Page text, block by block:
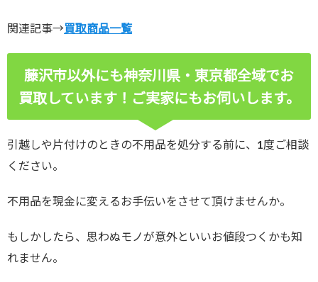
関連記事→買取商品一覧
藤沢市以外にも神奈川県・東京都全域でお
買取しています！ご実家にもお伺いします。
引越しや片付けのときの不用品を処分する前に、1度ご相談
ください。
不用品を現金に変えるお手伝いをさせて頂けませんか。
もしかしたら、思わぬモノが意外といいお値段つくかも知
れません。